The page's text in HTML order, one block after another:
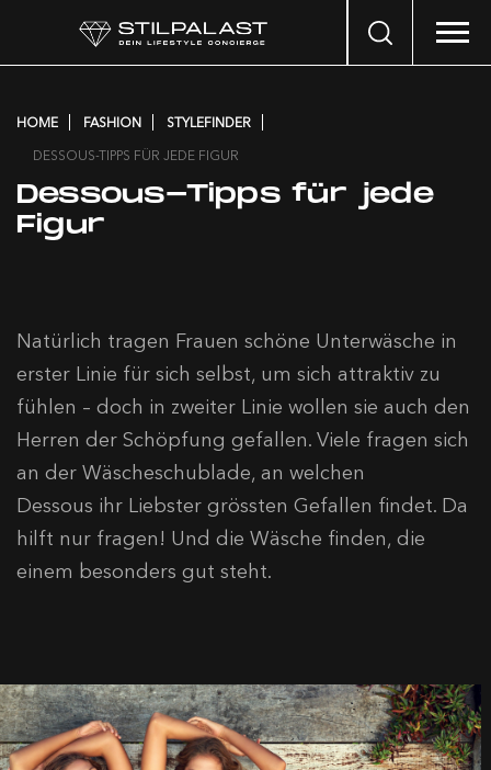
Search
HOME FASHION
STYLEFINDER
DESSOUS-TIPPS FÜR JEDE FIGUR
Dessous-Tipps für jede
Figur
Natürlich tragen Frauen schöne Unterwäsche in
erster Linie für sich selbst, um sich attraktiv zu
fühlen – doch in zweiter Linie wollen sie auch den
Herren der Schöpfung gefallen. Viele fragen sich
an der Wäscheschublade, an welchen
Dessous ihr Liebster grössten Gefallen findet. Da
hilft nur fragen! Und die Wäsche finden, die
einem besonders gut steht.